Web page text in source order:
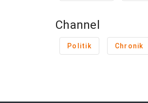
Channel
Politik Chronik